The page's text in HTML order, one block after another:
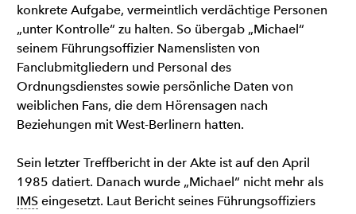
konkrete Aufgabe, vermeintlich verdächtige Personen
„unter Kontrolle“ zu halten. So übergab „Michael“
seinem Führungsoffizier Namenslisten von
Fanclubmitgliedern und Personal des
Ordnungsdienstes sowie persönliche Daten von
weiblichen Fans, die dem Hörensagen nach
Beziehungen mit West-Berlinern hatten.
Sein letzter Treffbericht in der Akte ist auf den April
1985 datiert. Danach wurde „Michael“ nicht mehr als
IMS eingesetzt. Laut Bericht seines Führungsoffiziers